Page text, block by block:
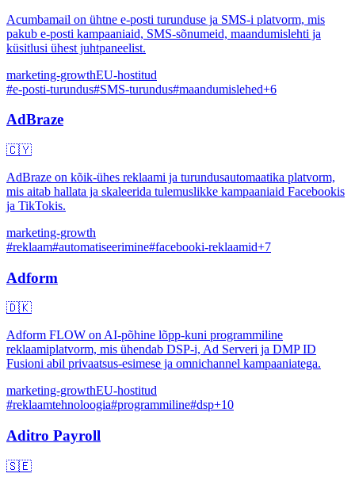
Acumbamail on ühtne e-posti turunduse ja SMS-i platvorm, mis
pakub e-posti kampaaniaid, SMS-sõnumeid, maandumislehti ja
küsitlusi ühest juhtpaneelist.
marketing-growthEU-hostitud
#e-posti-turundus#SMS-turundus#maandumislehed+6
AdBraze
🇨🇾
AdBraze on kõik-ühes reklaami ja turundusautomaatika platvorm,
mis aitab hallata ja skaleerida tulemuslikke kampaaniaid Facebookis
ja TikTokis.
marketing-growth
#reklaam#automatiseerimine#facebooki-reklaamid+7
Adform
🇩🇰
Adform FLOW on AI-põhine lõpp-kuni programmiline
reklaamiplatvorm, mis ühendab DSP-i, Ad Serveri ja DMP ID
Fusioni abil privaatsus-esimese ja omnichannel kampaaniatega.
marketing-growthEU-hostitud
#reklaamtehnoloogia#programmiline#dsp+10
Aditro Payroll
🇸🇪